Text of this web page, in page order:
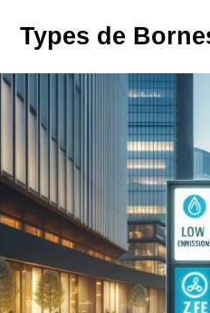
Types de